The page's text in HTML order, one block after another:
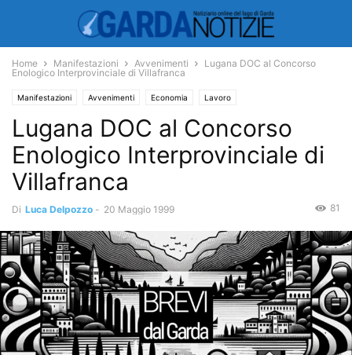
Home Manifestazioni Avvenimenti
Lugana DOC al Concorso
Enologico Interprovinciale di Villafranca
Manifestazioni Avvenimenti Economia Lavoro
Lugana DOC al Concorso
Enologico Interprovinciale di
Villafranca
Di Luca Delpozzo - 20 Maggio 1999 81